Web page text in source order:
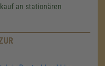
an stationären